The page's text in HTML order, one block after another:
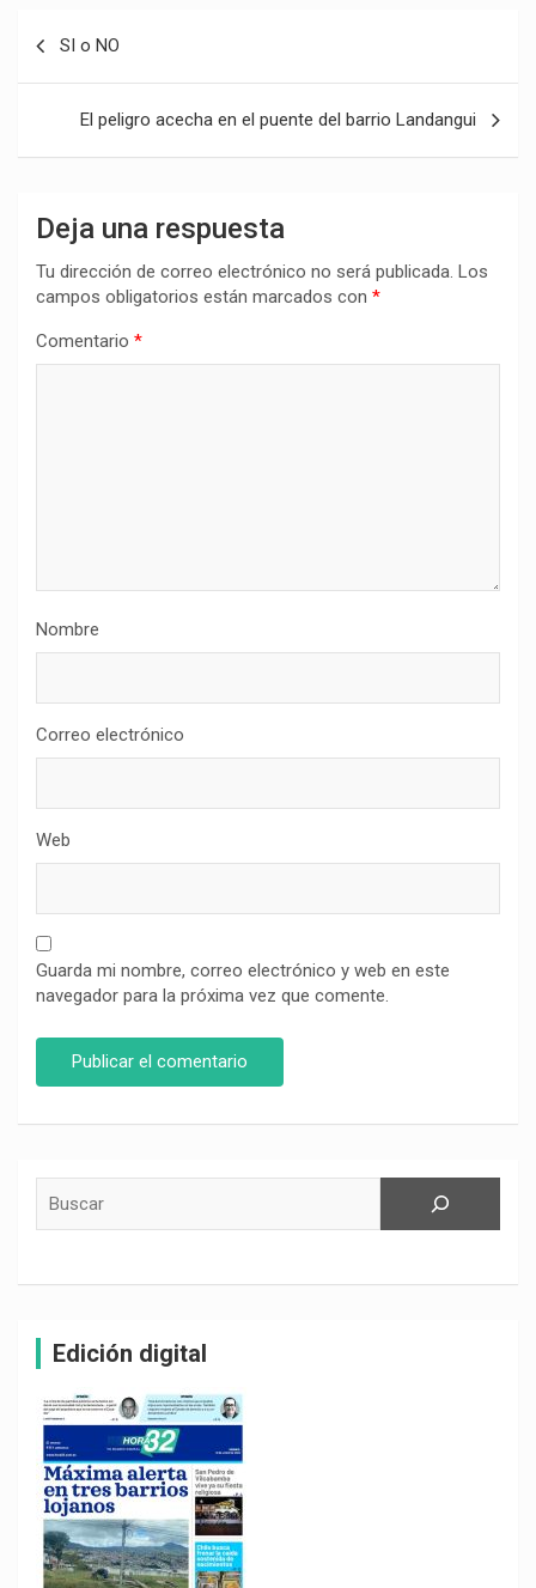
entradas
SI o NO
El peligro acecha en el puente del barrio Landangui
Deja una respuesta
Tu dirección de correo electrónico no será publicada. Los
campos obligatorios están marcados con *
Comentario *
Nombre
Correo electrónico
Web
Guarda mi nombre, correo electrónico y web en este
navegador para la próxima vez que comente.
Edición digital